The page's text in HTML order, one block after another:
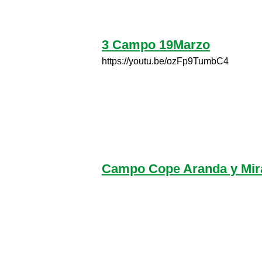
3 Campo 19Marzo
https://youtu.be/ozFp9TumbC4
Campo Cope Aranda y